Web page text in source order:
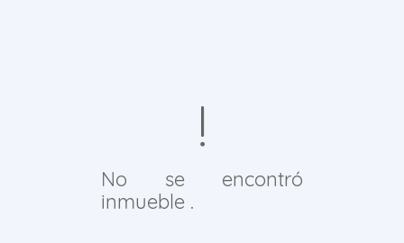
No se encontró
inmueble .